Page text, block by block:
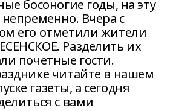
босоногие годы, на эту
непременно. Вчера с
его отметили жители
Разделить их
почетные гости.
читайте в нашем
газеты, а сегодня
с вами